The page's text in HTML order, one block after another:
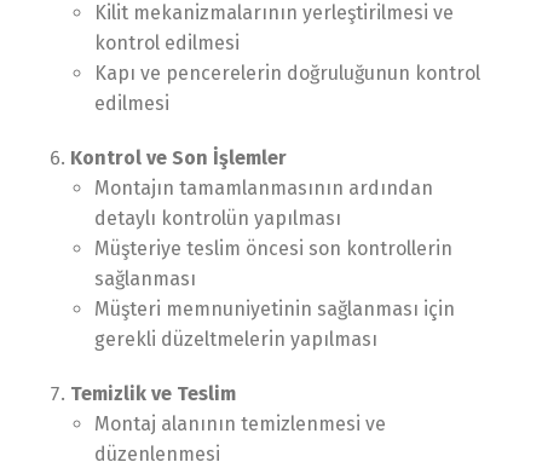
Kilit mekanizmalarının yerleştirilmesi ve
kontrol edilmesi
Kapı ve pencerelerin doğruluğunun kontrol
edilmesi
Kontrol ve Son İşlemler
Montajın tamamlanmasının ardından
detaylı kontrolün yapılması
Müşteriye teslim öncesi son kontrollerin
sağlanması
Müşteri memnuniyetinin sağlanması için
gerekli düzeltmelerin yapılması
Temizlik ve Teslim
Montaj alanının temizlenmesi ve
düzenlenmesi